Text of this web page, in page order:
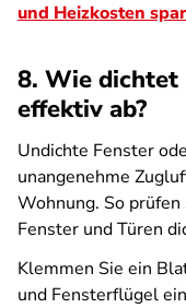
und Heizkosten
8. Wie dichtet
effektiv ab?
Undichte Fenster
unangenehme
Wohnung. So
Fenster und Türen
Klemmen Sie ein
und Fensterflügel